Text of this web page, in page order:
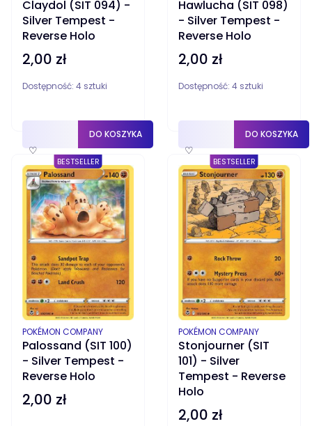
Claydol (SIT 094) -
Silver Tempest -
Reverse Holo
Cena
2,00 zł
Dostępność: 4 sztuki
♡
DO KOSZYKA
Hawlucha (SIT 098)
- Silver Tempest -
Reverse Holo
Cena
2,00 zł
Dostępność: 4 sztuki
♡
DO KOSZYKA
BESTSELLER
Palossand (SIT 100)
- Silver Tempest -
Reverse Holo
PRODUCENT
POKÉMON COMPANY
Cena
2,00 zł
BESTSELLER
Stonjourner (SIT
101) - Silver
Tempest - Reverse
Holo
PRODUCENT
POKÉMON COMPANY
Cena
2,00 zł